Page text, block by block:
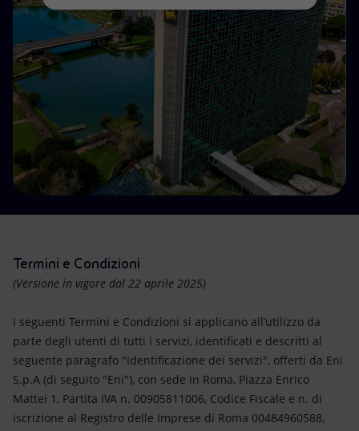
Modello satellitare
Energia accessibile
Innovazione
Scenari energetici
Attività nel mondo
Termini e Condizioni
(Versione in vigore dal 22 aprile 2025)
I seguenti Termini e Condizioni si applicano all’utilizzo da
parte degli utenti di tutti i servizi, identificati e descritti al
seguente paragrafo "Identificazione dei servizi", offerti da Eni
S.p.A (di seguito "Eni"), con sede in Roma, Piazza Enrico
Mattei 1, Partita IVA n. 00905811006, Codice Fiscale e n. di
iscrizione al Registro delle Imprese di Roma 00484960588,